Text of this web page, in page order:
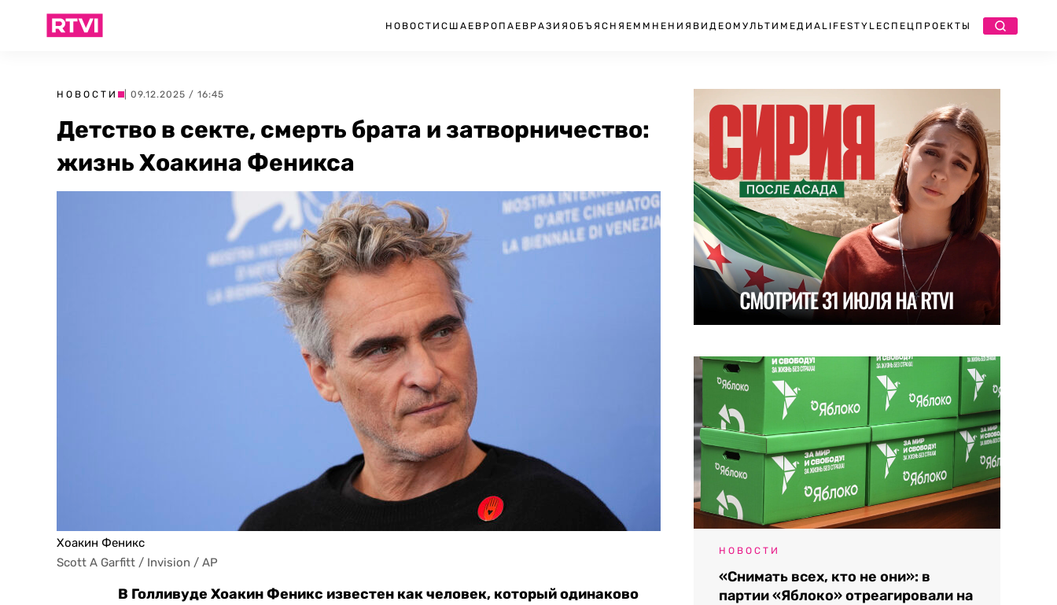
НОВОСТИ США ЕВРОПА ЕВРАЗИЯ ОБЪЯСНЯЕМ МНЕНИЯ ВИДЕО МУЛЬТИМЕДИА LIFESTYLEСПЕЦПРОЕКТЫ
НОВОСТИ | 09.12.2025 / 16:45
Детство в секте, смерть брата и затворничество:
жизнь Хоакина Феникса
Хоакин Феникс
Scott A Garfitt / Invision / AP
В Голливуде Хоакин Феникс известен как человек, который одинаково
НОВОСТИ
«Снимать всех, кто не они»: в
партии «Яблоко» отреагировали на